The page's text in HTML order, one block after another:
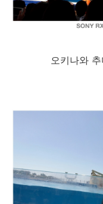
오키나와